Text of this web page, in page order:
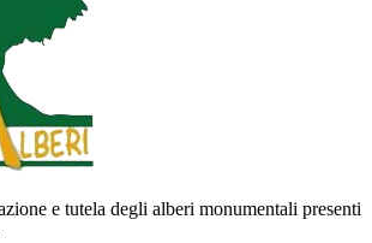
e tutela degli alberi monumentali presenti